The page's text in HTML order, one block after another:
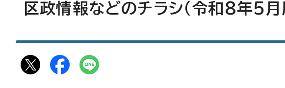
区政情報などのチラシ（令和8年5月周